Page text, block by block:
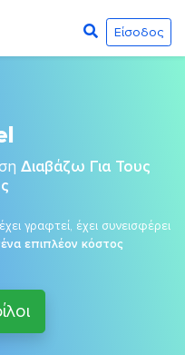
Είσοδος
Διαβάζω Για Τους
γραφτεί, έχει συνεισφέρει
επιπλέον κόστος